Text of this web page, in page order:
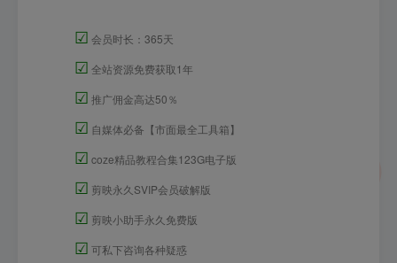
☑ 会员时长：365天
☑ 全站资源免费获取1年
☑ 推广佣金高达50％
☑ 自媒体必备【市面最全工具箱】
☑ coze精品教程合集123G电子版
☑ 剪映永久SVIP会员破解版
☑ 剪映小助手永久免费版
☑ 可私下咨询各种疑惑